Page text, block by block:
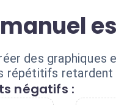
des
répétitifs
négatifs :